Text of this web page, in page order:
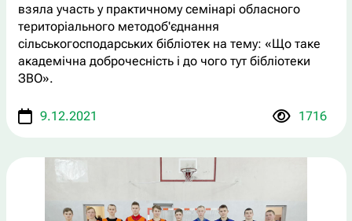
взяла участь у практичному семінарі обласного
територіального методоб'єднання
сільськогосподарських бібліотек на тему: «Що таке
академічна доброчесність і до чого тут бібліотеки
ЗВО».
9.12.2021 1716